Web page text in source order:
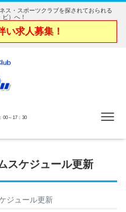
ス・スポーツクラブを探されておられる
）へ！
い求人募集！
00～17：30
スケジュール更新
ジュール更新